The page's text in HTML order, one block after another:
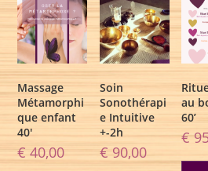
Massage
Métamorphi
que enfant
40′
€ 40,00
Soin
Sonothérapi
e Intuitive
+-2h
€ 90,00
au
60’
€